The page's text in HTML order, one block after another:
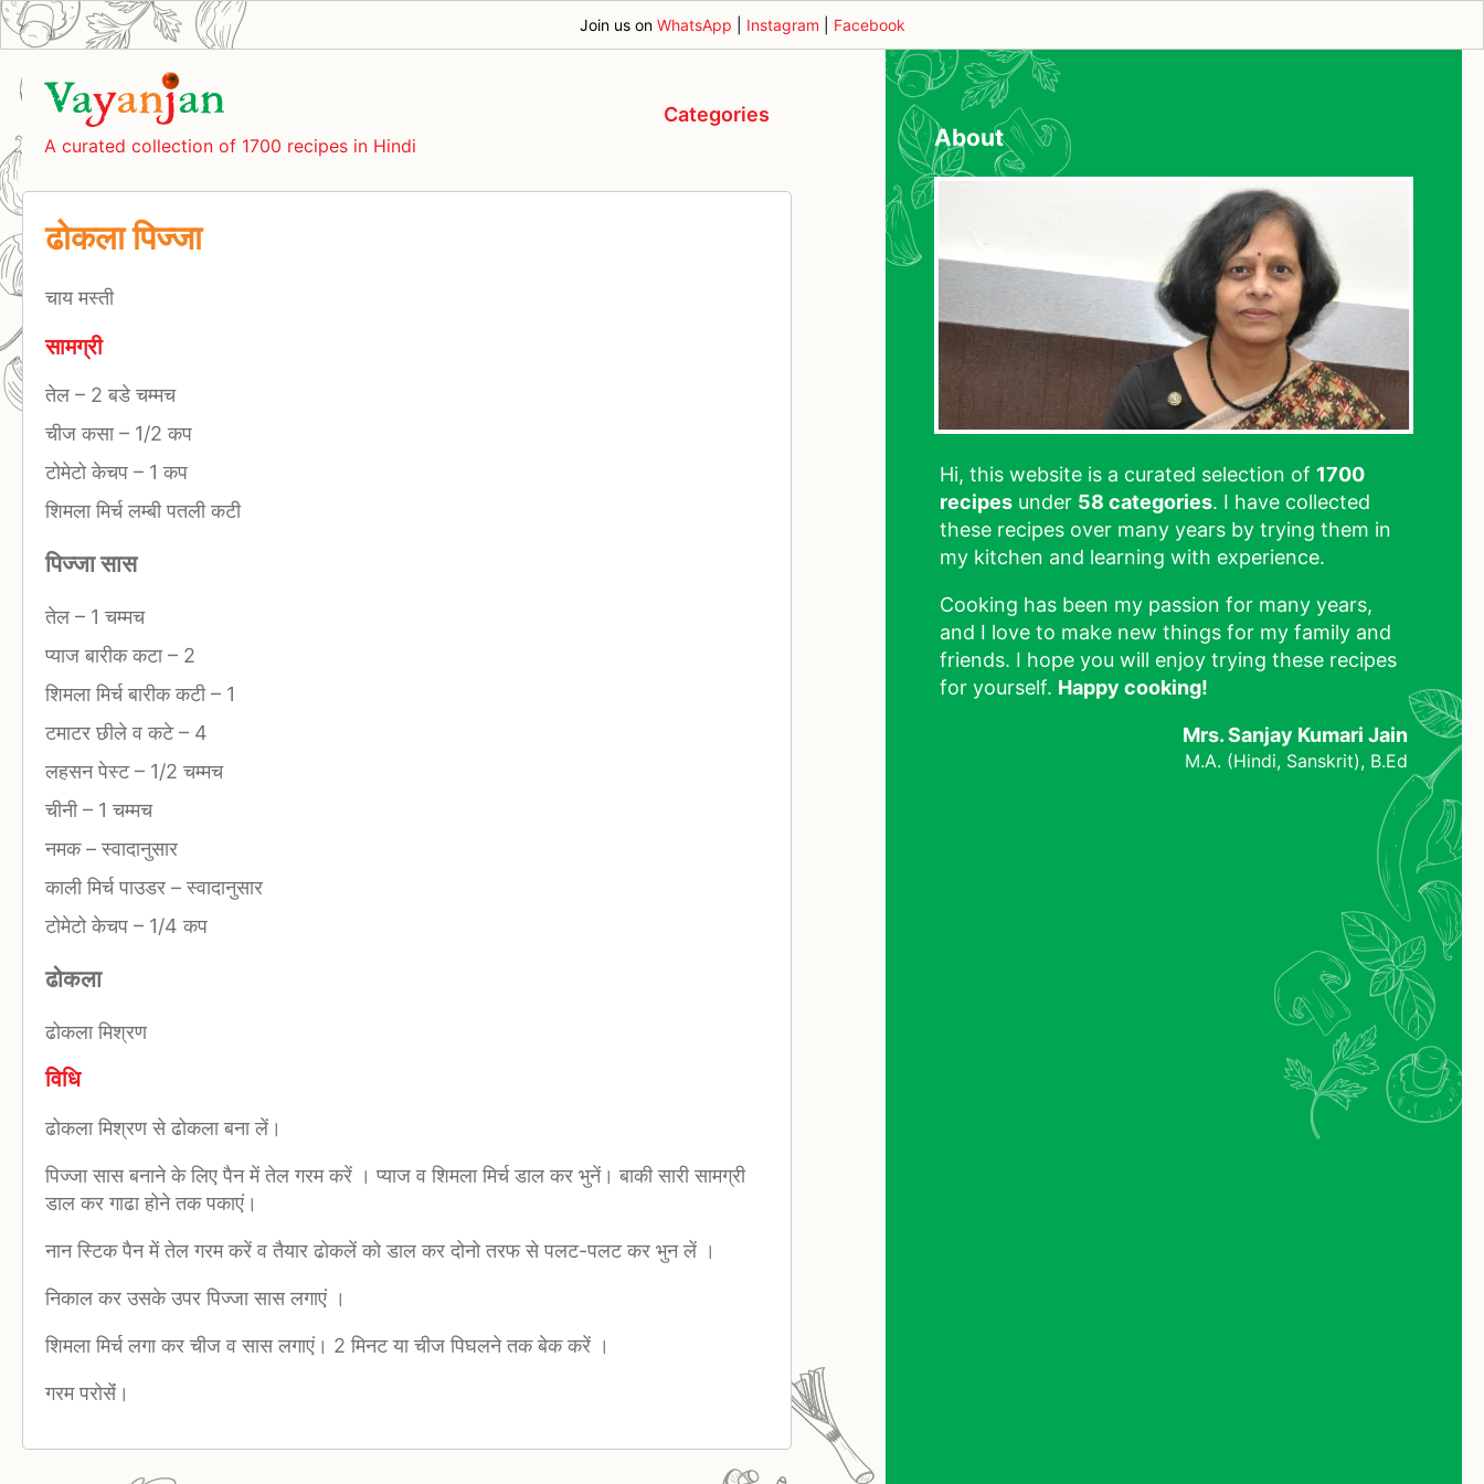
Join us on WhatsApp Instagram Facebook
A curated collection of 1700 recipes in Hindi
Categories
ढोकला पिज्जा
चाय मस्ती
सामग्री
तेल – 2 बडे चम्मच
चीज कसा– 1/2 कप
टोमेटो केचप – 1 कप
शिमला मिर्च लम्बी पतली कटी
पिज्जा सास
तेल – 1 चम्मच
प्याज बारीक कटा– 2
शिमला मिर्च बारीक कटी– 1
टमाटर छीले व कटे– 4
लहसन पेस्ट– 1/2 चम्मच
चीनी– 1 चम्मच
नमक–स्वादानुसार
काली मिर्च पाउडर –स्वादानुसार
टोमेटो केचप – 1/4 कप
ढोकला
ढोकला मिश्रण
विधि
ढोकला मिश्रण से ढोकला बना लें।
पिज्जा सास बनाने के लिए पैन में तेल गरम करें । प्याज व शिमला मिर्च डाल कर भुनें। बाकी सारी सामग्री
डाल कर गाढा होने तक पकाएं।
नान स्टिक पैन में तेल गरम करें व तैयार ढोकलें को डाल कर दोनो तरफ से पलट-पलट कर भुन लें ।
निकाल कर उसके उपर पिज्जा सास लगाएं ।
शिमला मिर्च लगा कर चीज व सास लगाएं। 2 मिनट या चीज पिघलने तक बेक करें ।
गरम परोसेंं।
About
Hi, this website is a curated selection of 1700
recipes under 58 categories. I have collected
these recipes over many years by trying them in
my kitchen and learning with experience.
Cooking has been my passion for many years,
and I love to make new things for my family and
friends. I hope you will enjoy trying these recipes
for yourself. Happy cooking!
Mrs. Sanjay Kumari Jain
M.A. (Hindi, Sanskrit), B.Ed